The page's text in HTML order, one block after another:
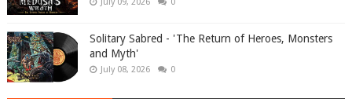
Solitary Sabred - 'The Return of Heroes, Monsters
and Myth'
July 08, 2026 0